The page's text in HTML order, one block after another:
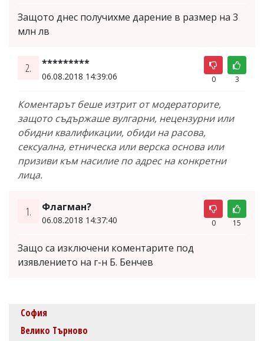
Защото днес получихме дарение в размер на 3
млн лв
2. *********
06.08.2018 14:39:06 0 3
Коментарът беше изтрит от модераторите,
защото съдържаше вулгарни, нецензурни или
обидни квалификации, обиди на расова,
сексуална, етническа или верска основа или
призиви към насилие по адрес на конкретни
лица.
1. Флагман?
06.08.2018 14:37:40 0 15
Защо са изключени коментарите под
изявлението на г-н Б. Бенчев
София
Велико Търново